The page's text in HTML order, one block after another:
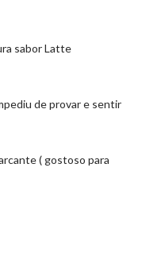
sabor Latte
de provar e sentir
( gostoso para